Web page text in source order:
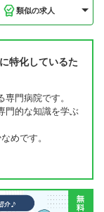
類似の求人
特化しているた
門病院です。
門的な知識を学ぶ
めです。